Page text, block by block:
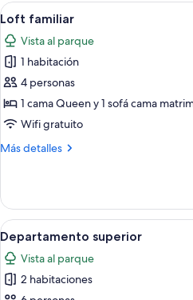
Abrir
todas
las
fotos
de
Loft
familiar
3
Loft familiar
Vista al parque
1 habitación
4 personas
1 cama Queen y 1 sofá cama
Wifi gratuito
Más detalles
Más
familiar
Abrir
todas
las
fotos
4
Departamento superior
Vista al parque
2 habitaciones